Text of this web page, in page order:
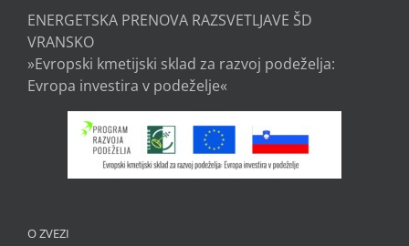
ENERGETSKA PRENOVA RAZSVETLJAVE ŠD
VRANSKO
»Evropski kmetijski sklad za razvoj podeželja:
Evropa investira v podeželje«
O ZVEZI